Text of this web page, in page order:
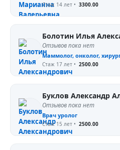
Стаж 14 лет • 3300.00
Болотин Илья
Отзывов пока нет
Маммолог, онколог,
Стаж 17 лет • 2500.00
Буклов Александр
Отзывов пока нет
Врач уролог
Стаж 15 лет • 2500.00